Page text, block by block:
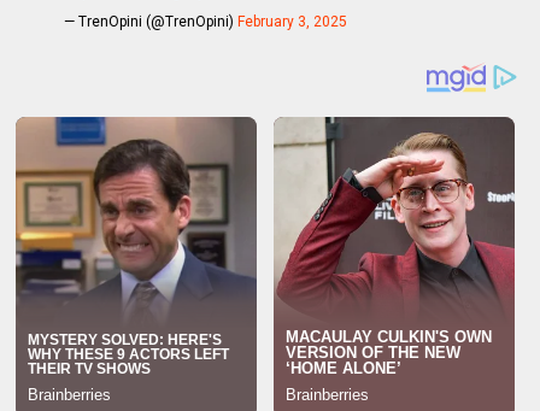
— TrenOpini (@TrenOpini)February 3, 2025